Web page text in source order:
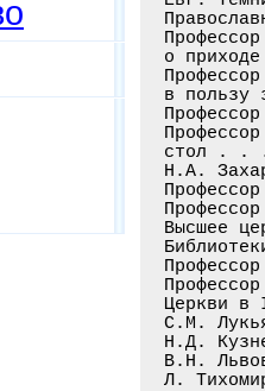
о
в пользу
стол
Н.А.
Высшее
С.М.
Н.Д.
В.Н.
Л.